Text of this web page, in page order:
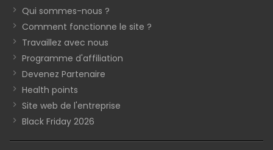
Qui sommes-nous ?
Comment fonctionne le site ?
Travaillez avec nous
Programme d'affiliation
Devenez Partenaire
Health points
Site web de l'entreprise
Black Friday 2026